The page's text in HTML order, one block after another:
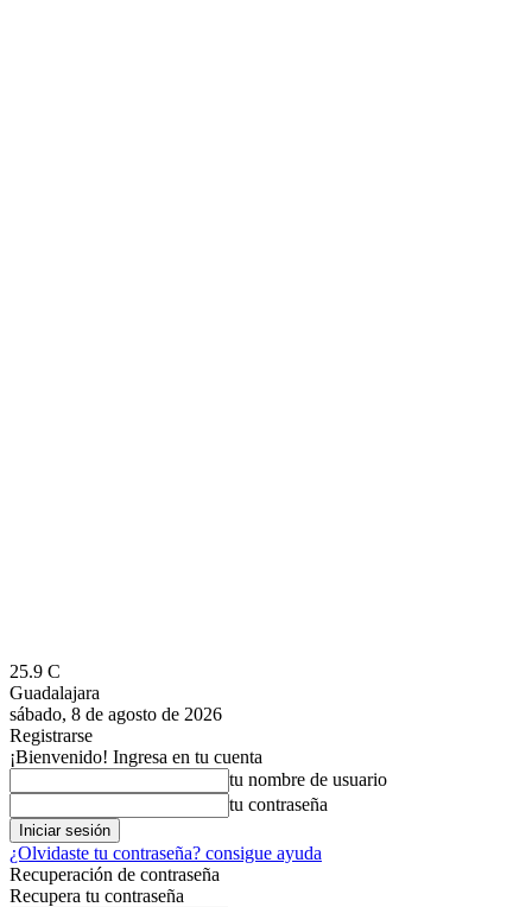
25.9 C
Guadalajara
sábado, 8 de agosto de 2026
Registrarse
¡Bienvenido! Ingresa en tu cuenta
tu nombre de usuario
tu contraseña
¿Olvidaste tu contraseña? consigue ayuda
Recuperación de contraseña
Recupera tu contraseña